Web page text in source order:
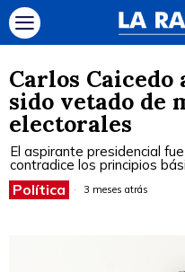
Carlos Caicedo
sido vetado de
electorales
El aspirante presidencial
contradice los principios
Política 3 meses atrás